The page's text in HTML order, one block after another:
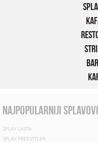
najpopularniji splavovi
SPLAV LASTA
SPLAV FREESTYLER